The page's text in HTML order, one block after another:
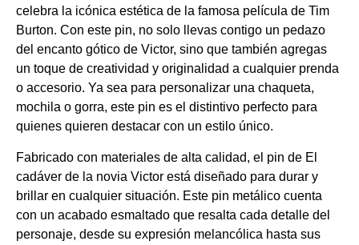
celebra la icónica estética de la famosa película de Tim
Burton. Con este pin, no solo llevas contigo un pedazo
del encanto gótico de Victor, sino que también agregas
un toque de creatividad y originalidad a cualquier prenda
o accesorio. Ya sea para personalizar una chaqueta,
mochila o gorra, este pin es el distintivo perfecto para
quienes quieren destacar con un estilo único.
Fabricado con materiales de alta calidad, el pin de El
cadáver de la novia Victor está diseñado para durar y
brillar en cualquier situación. Este pin metálico cuenta
con un acabado esmaltado que resalta cada detalle del
personaje, desde su expresión melancólica hasta sus